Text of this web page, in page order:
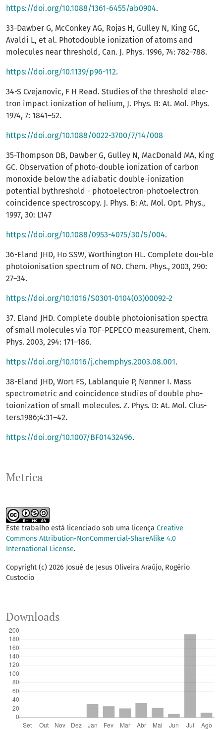
Metrica
https://doi.org/10.1088/1361-6455/ab0904.
33-Dawber G, McConkey AG, Rojas H, Gulley N, King GC,
Avaldi L, et al. Photodouble ionization of atoms and
molecules near threshold, Can. J. Phys. 1996, 74: 782–788.
https://doi.org/10.1139/p96-112.
34-S Cvejanovic, F H Read. Studies of the threshold elec-
tron impact ionization of helium, J. Phys. B: At. Mol. Phys.
1974, 7: 1841–52.
https://doi.org/10.1088/0022-3700/7/14/008
35-Thompson DB, Dawber G, Gulley N, MacDonald MA, King
GC. Observation of photo-double ionization of carbon
monoxide below the adiabatic double-ionization
potential bythreshold - photoelectron-photoelectron
coincidence spectroscopy. J. Phys. B: At. Mol. Opt. Phys.,
1997, 30: L147
https://doi.org/10.1088/0953-4075/30/5/004.
36-Eland JHD, Ho SSW, Worthington HL. Complete dou-ble
photoionisation spectrum of NO. Chem. Phys., 2003, 290:
27–34.
https://doi.org/10.1016/S0301-0104(03)00092-2
37. Eland JHD. Complete double photoionisation spectra
of small molecules via TOF-PEPECO measurement, Chem.
Phys. 2003, 294: 171–186.
https://doi.org/10.1016/j.chemphys.2003.08.001.
38-Eland JHD, Wort FS, Lablanquie P, Nenner I. Mass
spectrometric and coincidence studies of double pho-
toionization of small molecules. Z. Phys. D: At. Mol. Clus-
ters.1986;4:31–42.
https://doi.org/10.1007/BF01432496.
Este trabalho está licenciado sob uma licença Creative
Commons Attribution-NonCommercial-ShareAlike 4.0
International License.
Copyright (c) 2026 Josué de Jesus Oliveira Araújo, Rogério
Custodio
Downloads